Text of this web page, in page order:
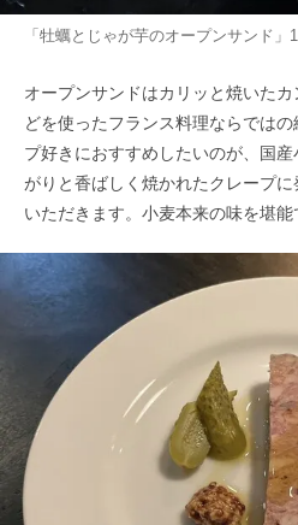
「牡蠣とじゃが芋のオープンサンド
オープンサンドはカリッと焼いた
どを使ったフランス料理ならでは
プ好きにおすすめしたいのが、国
がりと香ばしく焼かれたクレープ
いただきます。小麦本来の味を堪能